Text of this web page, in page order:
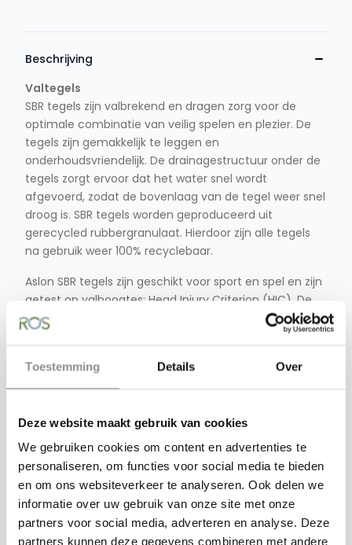
Toestemming Details Over
Deze website maakt gebruik van cookies
We gebruiken cookies om content en advertenties te
personaliseren, om functies voor social media te bieden
en om ons websiteverkeer te analyseren. Ook delen we
informatie over uw gebruik van onze site met onze
partners voor social media, adverteren en analyse. Deze
partners kunnen deze gegevens combineren met andere
Beschrijving
Valtegels
SBR tegels zijn valbrekend en dragen zorg voor de
optimale combinatie van veilig spelen en plezier. De
tegels zijn gemakkelijk te leggen en
onderhoudsvriendelijk. De drainagestructuur onder de
tegels zorgt ervoor dat het water snel wordt
afgevoerd, zodat de bovenlaag van de tegel weer snel
droog is. SBR tegels worden geproduceerd uit
gerecycled rubbergranulaat. Hierdoor zijn alle tegels
na gebruik weer 100% recyclebaar.
Aslon SBR tegels zijn geschikt voor sport en spel en zijn
getest op valhoogtes; Head Injury Criterion (HIC). De
Aslon SBR tegels voldoen aan de strengste eisen voor
valdemping volgens EN 1177:2018 en EN 1176-1:2017.
Pen/gatverbinding
De Aslon Safe & Soft tegel is vanaf 30 mm te leveren
zijn aan twee zijdes vier gaten aanwezig. In deze vier
waardoor de tegels onderling worden verbonden.
Voordelen:
Valbrekend
Onderhoudsarm